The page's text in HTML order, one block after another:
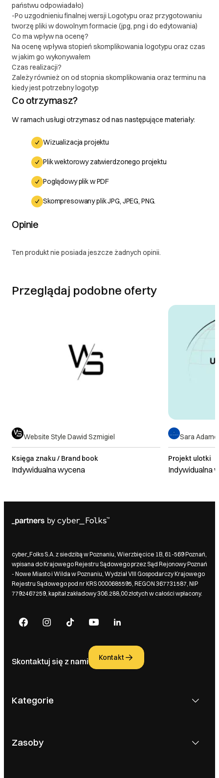
państwu odpowiadało)
-Po uzgodnieniu finalnej wersji Logotypu oraz przygotowaniu
tworzę pliki w dowolnym formacie (jpg, png i do edytowania)
Co ma wpływ na ocenę?
Na ocenę wpływa stopień skomplikowania logotypu oraz czas
w jakim go wykonywałem
Czas realizacji?
Zależy również on od stopnia skomplikowania oraz terminu na
kiedy jest potrzebny logotyp
Co otrzymasz?
W ramach usługi otrzymasz od nas następujące materiały:
Wizualizacja projektu
Plik wektorowy zatwierdzonego projektu
Poglądowy plik w PDF
Skompresowany plik JPG, JPEG, PNG.
Opinie
Ten produkt nie posiada jeszcze żadnych opinii.
Przeglądaj podobne oferty
Website Style Dawid Szmigiel
Księga znaku / Brand book
Indywidualna wycena
Sara
Projekt ulotki
Indywidualna
cyber_Folks S.A. z siedzibą w Poznaniu, Wierzbięcice 1B, 61-569 Poznań,
wpisana do Krajowego Rejestru Sądowego przez Sąd Rejonowy Poznań
- Nowe Miasto i Wilda w Poznaniu, Wydział VIII Gospodarczy Krajowego
Rejestru Sądowego pod nr KRS 0000685595, REGON 367731587, NIP
7792467259, kapitał zakładowy 306.288,00 złotych w całości wpłacony.
Skontaktuj się z nami Kontakt
Kategorie
Zasoby